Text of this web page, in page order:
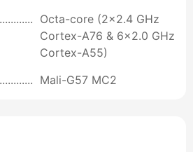
Octa-core (2x2.4 GHz
Cortex-A76 & 6x2.0 GHz
Cortex-A55)
Mali-G57 MC2